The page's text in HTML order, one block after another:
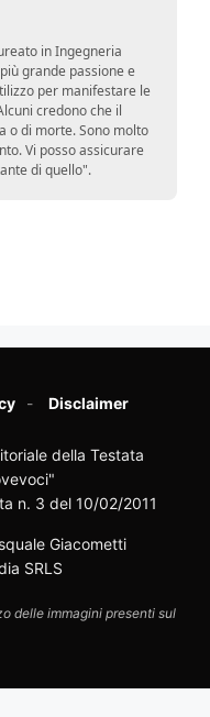
in Ingegneria
grande passione e
per manifestare le
credono che il
o di morte. Sono molto
Vi posso assicurare
di quello".
Disclaimer
della Testata
n. 3 del 10/02/2011
Giacometti
SRLS
delle immagini presenti sul